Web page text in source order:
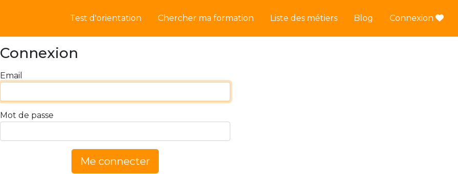
Test d'orientation Chercher ma formation Liste des métiers Blog Connexion
Connexion
Email
Mot de passe
Me connecter